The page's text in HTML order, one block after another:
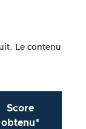
Le contenu
Score
obtenu*